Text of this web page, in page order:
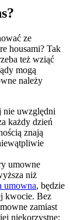
ze
housami? Tak
też wziąć
mogą
należy
nie uwzględni
każdy dzień
znają
umowne
niż
umowna, będzie
kwocie. Bez
zamiast
niekorzystne;